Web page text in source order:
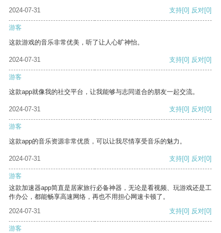
2024-07-31 支持[0] 反对[0]
游客
这款游戏的音乐非常优美，听了让人心旷神怡。
2024-07-31 支持[0] 反对[0]
游客
这款app就像我的社交平台，让我能够与志同道合的朋友一起交流。
2024-07-31 支持[0] 反对[0]
游客
这款app的音乐资源非常优质，可以让我尽情享受音乐的魅力。
2024-07-31 支持[0] 反对[0]
游客
这款加速器app简直是居家旅行必备神器，无论是看视频、玩游戏还是工
作办公，都能畅享高速网络，再也不用担心网速卡顿了。
2024-07-31
支持[0] 反对[0]
游客